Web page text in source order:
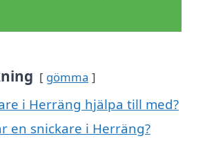
gömma
i Herräng hjälpa till med?
en snickare i Herräng?